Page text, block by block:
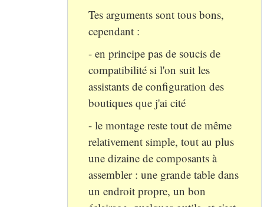
Tes arguments sont tous bons,
cependant :
- en principe pas de soucis de
compatibilité si l'on suit les
assistants de configuration des
boutiques que j'ai cité
- le montage reste tout de même
relativement simple, tout au plus
une dizaine de composants à
assembler : une grande table dans
un endroit propre, un bon